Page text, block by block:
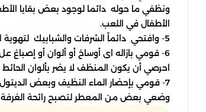
ونظفي ما حوله دائما لوجود بعض بقايا
الأطفال في اللعب.
5- وافتحي دائماً الشرفات والشبابيك لتهوية الغرفة وتعقيمها للحفاظ على صحة أبنائك.
6- قومي بازاله اى أوساخ أو ألوان أو إصباغ عل الحائط باستخدام منظف الحائط الخاص بك و لكن
احرصي أن يكون المنظف لا يضر بألوان الحائط
7- قومي بإحضار الماء النظيف وبعض الديتول أو مطهر الأرضيات وبوضع القليل منه ونظفي غرفه الأطفال
وضعي بعض من المعطر لتصبح رائحة